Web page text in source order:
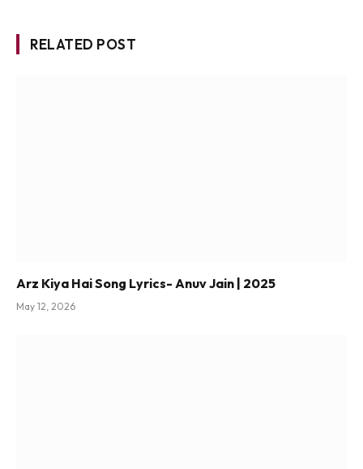
RELATED POST
Arz Kiya Hai Song Lyrics- Anuv Jain | 2025
May 12, 2026